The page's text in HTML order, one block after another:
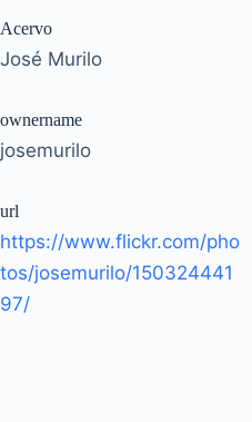
Acervo
José Murilo
ownername
josemurilo
url
https://www.flickr.com/pho
tos/josemurilo/150324441
97/